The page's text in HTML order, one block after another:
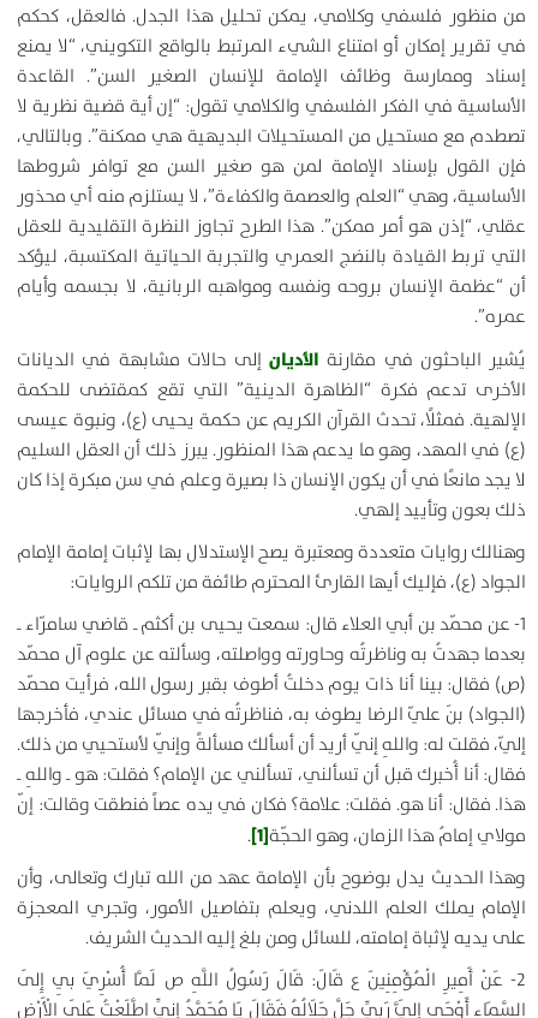
من منظور فلسفي وكلامي، يمكن تحليل هذا الجدل. فالعقل، كحكم
في تقرير إمكان أو امتناع الشيء المرتبط بالواقع التكويني، “لا يمنع
إسناد وممارسة وظائف الإمامة للإنسان الصغير السن”. القاعدة
الأساسية في الفكر الفلسفي والكلامي تقول: “إن أية قضية نظرية لا
تصطدم مع مستحيل من المستحيلات البديهية هي ممكنة”. وبالتالي،
فإن القول بإسناد الإمامة لمن هو صغير السن مع توافر شروطها
الأساسية، وهي “العلم والعصمة والكفاءة”، لا يستلزم منه أي محذور
عقلي، “إذن هو أمر ممكن”. هذا الطرح تجاوز النظرة التقليدية للعقل
التي تربط القيادة بالنضج العمري والتجربة الحياتية المكتسبة، ليؤكد
أن “عظمة الإنسان بروحه ونفسه ومواهبه الربانية، لا بجسمه وأيام
عمره”.
يُشير الباحثون في مقارنة الأديانإلى حالات مشابهة في الديانات
الأخرى تدعم فكرة “الظاهرة الدينية” التي تقع كمقتضى للحكمة
الإلهية. فمثلًا، تحدث القرآن الكريم عن حكمة يحيى (ع)، ونبوة عيسى
(ع) في المهد، وهو ما يدعم هذا المنظور. يبرز ذلك أن العقل السليم
لا يجد مانعًا في أن يكون الإنسان ذا بصيرة وعلم في سن مبكرة إذا كان
ذلك بعون وتأييد إلهي.
وهنالك روايات متعددة ومعتبرة يصح الإستدلال بها لإثبات إمامة الإمام
الجواد (ع)، فإليك أيها القارئ المحترم طائفة من تلكم الروايات:
1- عن محمّد بن أبي العلاء قال: سمعت يحيى بن أكثم ـ قاضي سامرّاء ـ
بعدما جهدتُ به وناظرتُه وحاورته وواصلته، وسألته عن علوم آل محمّد
(ص) فقال: بينا أنا ذات يوم دخلتُ أطوف بقبر رسول الله، فرأيت محمّد
(الجواد) بنَ عليّ الرضا يطوف به، فناظرتُه في مسائل عندي، فأخرجها
إليّ، فقلت له: واللهِ إنّي أريد أن أسألك مسألةً وإنّي لأستحيي من ذلك.
فقال: أنا أُخبرك قبل أن تسألني، تسألني عن الإمام؟ فقلت: هو ـ واللهِ ـ
هذا. فقال: أنا هو. فقلت: علامة؟ فكان في يده عصاً فنطقت وقالت: إنّ
مولاي إمامُ هذا الزمان، وهو الحجّة[1]
.
وهذا الحديث يدل بوضوح بأن الإمامة عهد من الله تبارك وتعالى، وأن
الإمام يملك العلم اللدني، ويعلم بتفاصيل الأمور، وتجري المعجزة
على يديه لإثباة إمامته، للسائل ومن بلغ إليه الحديث الشريف.
2- عَنْ أَمِيرِ الْمُؤْمِنِينَ ع قَالَ: قَالَ رَسُولُ اللَّهِ ص‏ لَمَّا أُسْرِيَ بِي إِلَى
السَّمَاءِ أَوْحَى إِلَيَّ رَبِّي جَلَّ جَلَالُهُ فَقَالَ يَا مُحَمَّدُ إِنِّي اطَّلَعْتُ عَلَى الْأَرْضِ